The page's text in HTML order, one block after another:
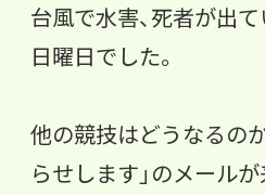
台風で水害、死者が出
日曜日でした。
他の競技はどうなるの
らせします」 のメールが